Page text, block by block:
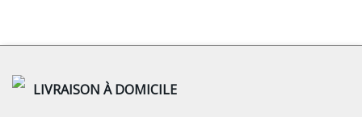
LIVRAISON À DOMICILE